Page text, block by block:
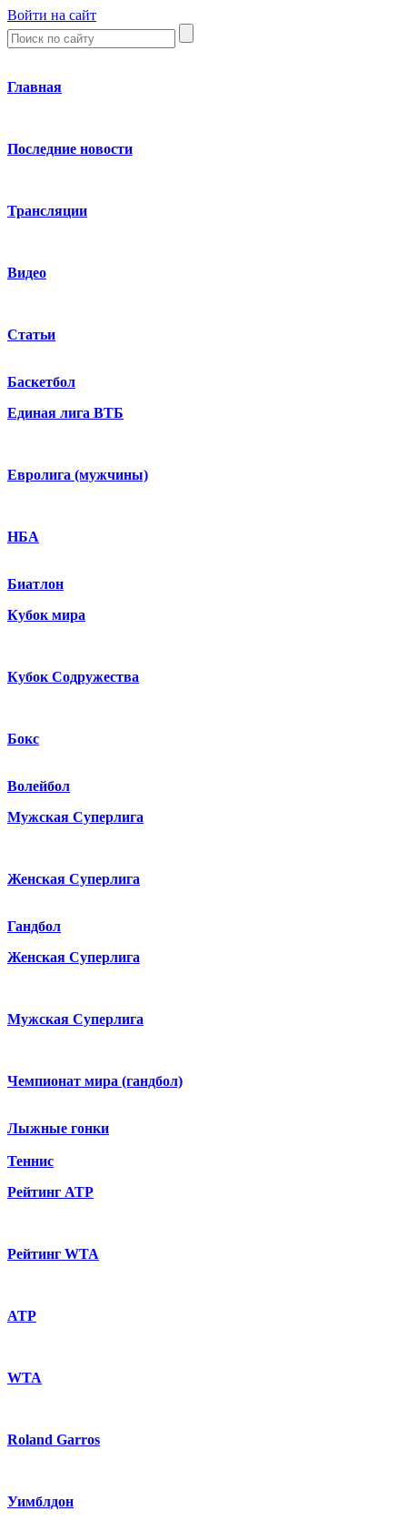
Войти на сайт
Главная
Последние новости
Трансляции
Видео
Статьи
Баскетбол
Единая лига ВТБ
Евролига (мужчины)
НБА
Биатлон
Кубок мира
Кубок Содружества
Бокс
Волейбол
Мужская Суперлига
Женская Суперлига
Гандбол
Женская Суперлига
Мужская Суперлига
Чемпионат мира (гандбол)
Лыжные гонки
Теннис
Рейтинг ATP
Рейтинг WTA
ATP
WTA
Roland Garros
Уимблдон